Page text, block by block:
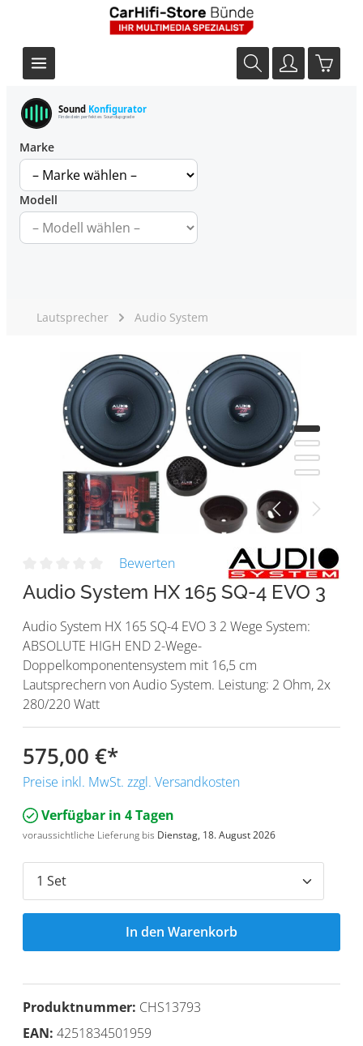
Sound Konfigurator
Finde dein perfektes Soundupgrade
Marke
Modell
Lautsprecher Audio System
Bewerten
Audio System HX 165 SQ-4 EVO 3
Audio System HX 165 SQ-4 EVO 3 2 Wege System:
ABSOLUTE HIGH END 2-Wege-
Doppelkomponentensystem mit 16,5 cm
Lautsprechern von Audio System. Leistung: 2 Ohm, 2x
280/220 Watt
575,00 €*
Preise inkl. MwSt. zzgl. Versandkosten
Verfügbar in 4 Tagen
voraussichtliche Lieferung bis Dienstag, 18. August 2026
In den Warenkorb
Produktnummer: CHS13793
EAN: 4251834501959